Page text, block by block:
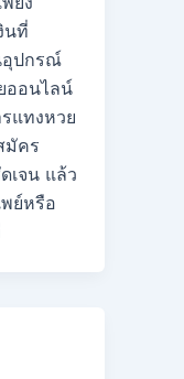
นที่
อุปกรณ์
ออนไลน์
แทงหวย
มัคร
เจน แล้ว
ย์หรือ